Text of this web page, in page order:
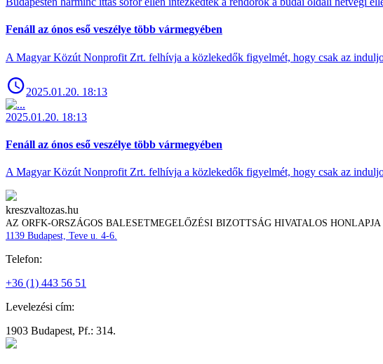
Fenáll az ónos eső veszélye több vármegyében
A Magyar Közút Nonprofit Zrt. felhívja a közlekedők figyelmét, hogy csak az
2025.01.20. 18:13
2025.01.20. 18:13
Fenáll az ónos eső veszélye több vármegyében
A Magyar Közút Nonprofit Zrt. felhívja a közlekedők figyelmét, hogy csak az
kreszvaltozas.hu
AZ ORFK-ORSZÁGOS BALESETMEGELŐZÉSI BIZOTTSÁG HIVATALOS HONLAPJA
1139 Budapest, Teve u. 4-6.
Telefon:
+36 (1) 443 56 51
Levelezési cím:
1903 Budapest, Pf.: 314.